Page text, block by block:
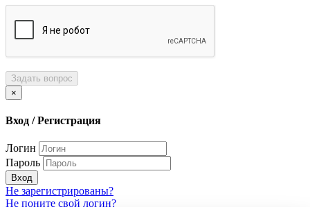
Задать вопрос
×
Вход / Регистрация
Логин
Пароль
Вход
Не зарегистрированы?
Не поните свой логин?